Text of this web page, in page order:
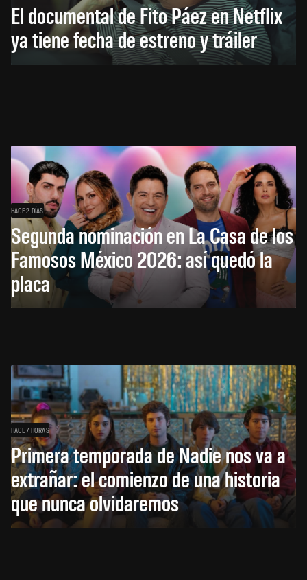
El documental de Fito Páez en Netflix
ya tiene fecha de estreno y tráiler
HACE 2 DÍAS
Segunda nominación en La Casa de los
Famosos México 2026: así quedó la
placa
HACE 7 HORAS
Primera temporada de Nadie nos va a
extrañar: el comienzo de una historia
que nunca olvidaremos